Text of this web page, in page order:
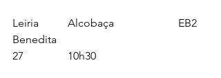
Leiria		Alcobaça			EB2
Benedita
27		10h30